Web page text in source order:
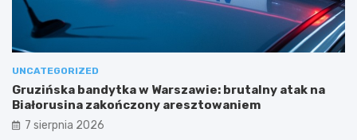
UNCATEGORIZED
Gruzińska bandytka w Warszawie: brutalny atak na
Białorusina zakończony aresztowaniem
7 sierpnia 2026